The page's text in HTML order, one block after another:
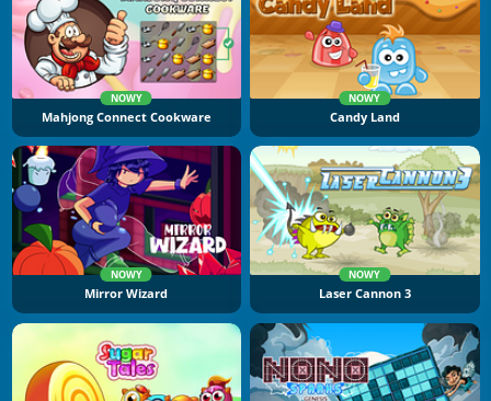
NOWY
Mahjong Connect Cookware
NOWY
Candy Land
NOWY
Mirror Wizard
NOWY
Laser Cannon 3